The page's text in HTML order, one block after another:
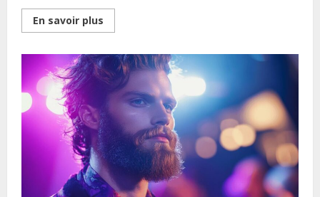
En savoir plus
more
Meilleurs
Bijoux
pour
Accompagner
votre
Robe
Pois
Grande
Taille